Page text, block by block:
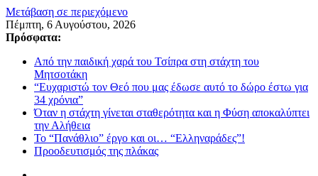
Μετάβαση σε περιεχόμενο
Πέμπτη, 6 Αυγούστου, 2026
Πρόσφατα:
Από την παιδική χαρά του Τσίπρα στη στάχτη του
Μητσοτάκη
“Ευχαριστώ τον Θεό που μας έδωσε αυτό το δώρο έστω για
34 χρόνια”
Όταν η στάχτη γίνεται σταθερότητα και η Φύση αποκαλύπτει
την Αλήθεια
Το “Πανάθλιο” έργο και οι… “Ελληναράδες”!
Προοδευτισμός της πλάκας